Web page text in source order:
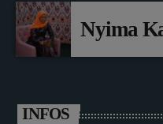
Nyima
INFOS